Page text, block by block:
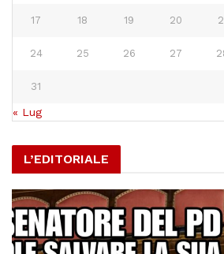
17 18 19 20
24 25 26 27
31
« Lug
L’EDITORIALE